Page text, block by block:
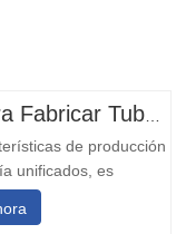
de producción
unificados, es
instalación y el uso,
poca inversión. 2) El